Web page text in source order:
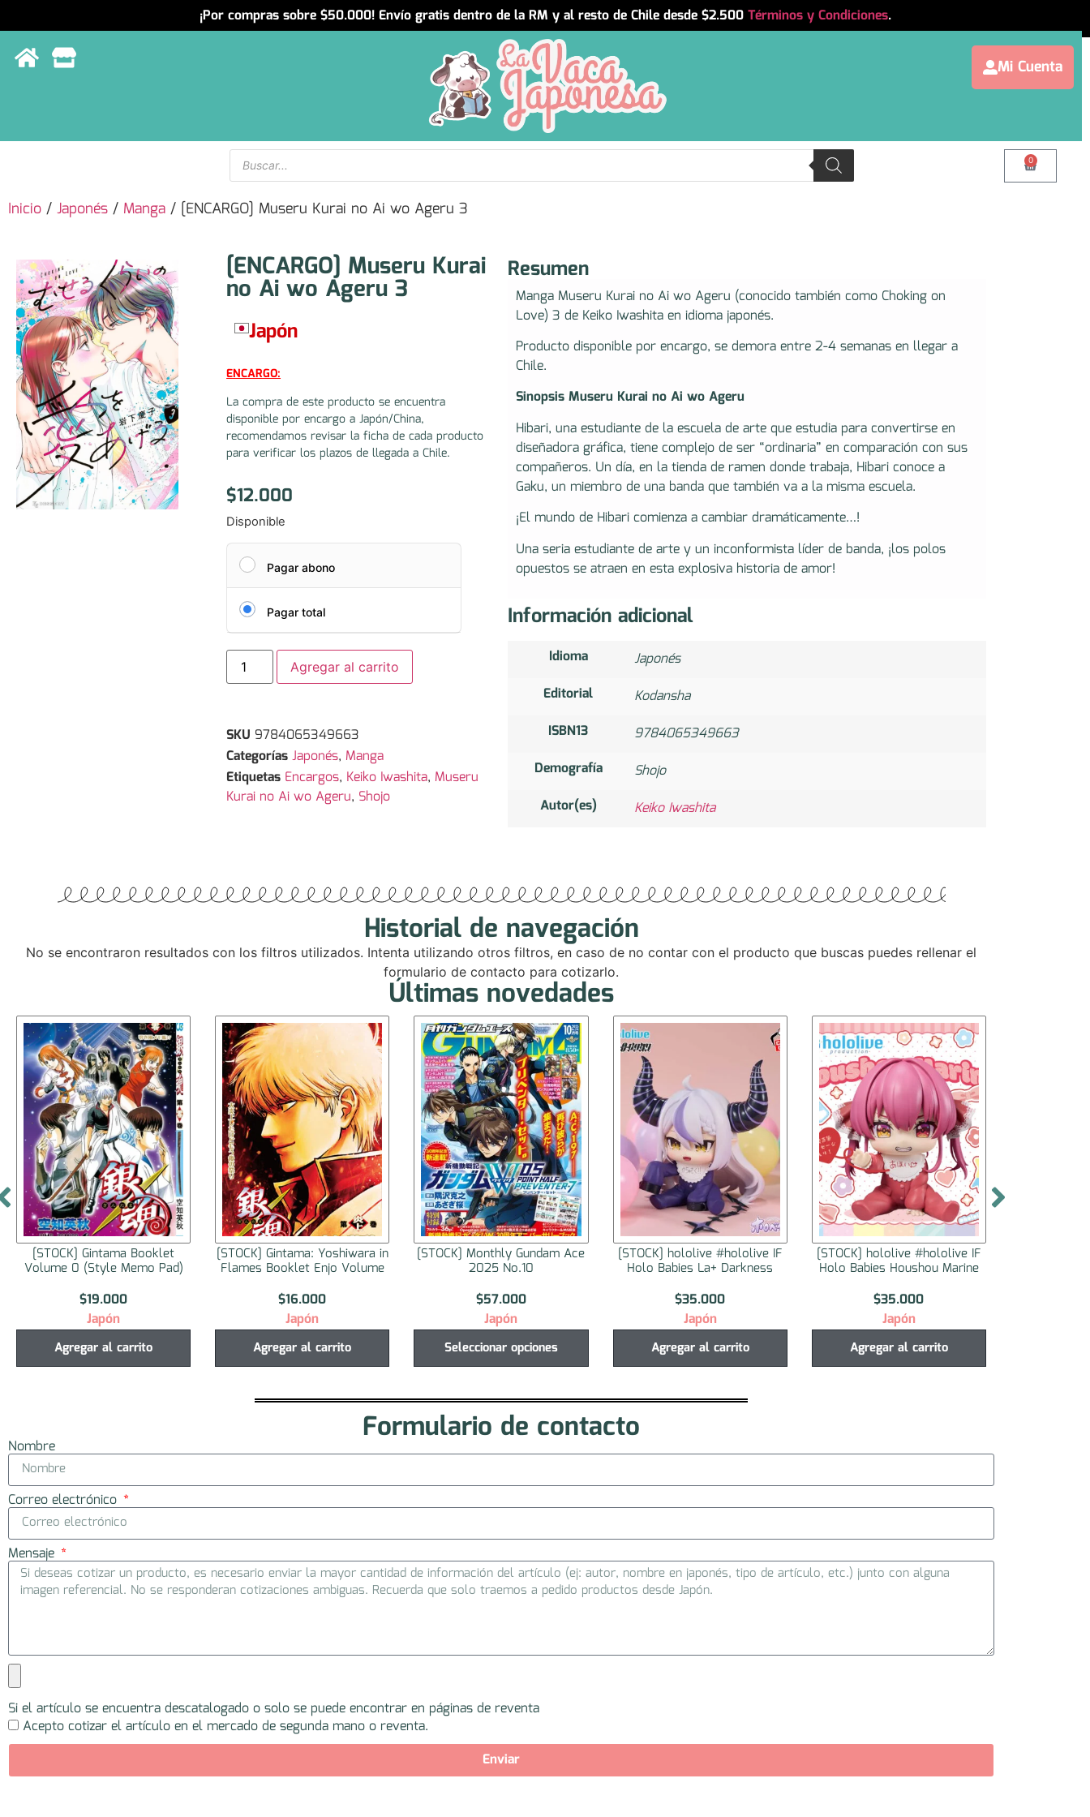
¡Por compras sobre $50.000! Envío gratis dentro de la RM y al resto de Chile desde $2.500 Términos y Condiciones.
Mi Cuenta
0
Inicio / Japonés / Manga / [ENCARGO] Museru Kurai no Ai wo Ageru 3
[ENCARGO] Museru Kurai
no Ai wo Ageru 3
Japón
ENCARGO:
La compra de este producto se encuentra
disponible por encargo a Japón/China,
recomendamos revisar la ficha de cada producto
para verificar los plazos de llegada a Chile.
$12.000
Disponible
Pagar abono
Pagar total
Agregar al carrito
SKU 9784065349663
Categorías Japonés, Manga
Etiquetas Encargos, Keiko Iwashita, Museru
Kurai no Ai wo Ageru, Shojo
Resumen
Manga Museru Kurai no Ai wo Ageru (conocido también como Choking on
Love) 3 de Keiko Iwashita en idioma japonés.
Producto disponible por encargo, se demora entre 2-4 semanas en llegar a
Chile.
Sinopsis Museru Kurai no Ai wo Ageru
Hibari, una estudiante de la escuela de arte que estudia para convertirse en
diseñadora gráfica, tiene complejo de ser “ordinaria” en comparación con sus
compañeros. Un día, en la tienda de ramen donde trabaja, Hibari conoce a
Gaku, un miembro de una banda que también va a la misma escuela.
¡El mundo de Hibari comienza a cambiar dramáticamente…!
Una seria estudiante de arte y un inconformista líder de banda, ¡los polos
opuestos se atraen en esta explosiva historia de amor!
Información adicional
Idioma
Japonés
Editorial
Kodansha
ISBN13
9784065349663
Demografía
Shojo
Autor(es)
Keiko Iwashita
Historial de navegación
No se encontraron resultados con los filtros utilizados. Intenta utilizando otros filtros, en caso de no contar con el producto que buscas puedes rellenar el
formulario de contacto para cotizarlo.
Últimas novedades
[STOCK] Gintama: Yoshiwara in
Flames Booklet Enjo Volume
$
Agregar al carrito
[STOCK] Monthly Gundam Ace
2025 No.10
$
Seleccionar opciones
[STOCK] hololive #hololive IF
Holo Babies La+ Darkness
$
Agregar al carrito
[STOCK] hololive #hololive IF
Holo Babies Houshou Marine
$
Agregar al carrito
[STOCK] hololive #hololive IF
Holo Babies Himemori Luna
$
Agregar al carrito
Formulario de contacto
Nombre
Correo electrónico
Mensaje
Si el artículo se encuentra descatalogado o solo se puede encontrar en páginas de reventa
Acepto cotizar el artículo en el mercado de segunda mano o reventa.
Enviar